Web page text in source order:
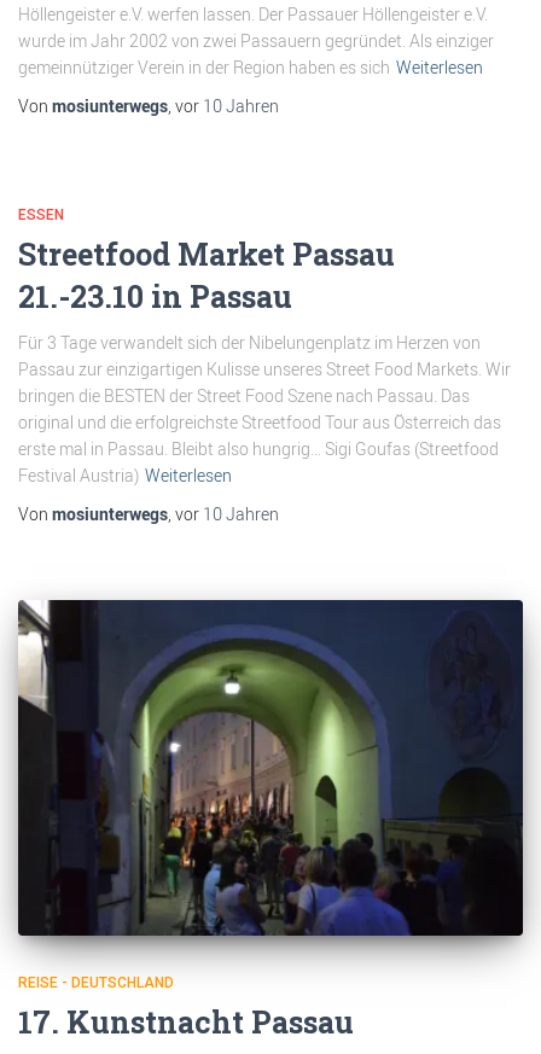
Höllengeister e.V. werfen lassen. Der Passauer Höllengeister e.V.
wurde im Jahr 2002 von zwei Passauern gegründet. Als einziger
gemeinnütziger Verein in der Region haben es sich Weiterlesen
Von mosiunterwegs , vor 10 Jahren
ESSEN
Streetfood Market Passau
21.-23.10 in Passau
Für 3 Tage verwandelt sich der Nibelungenplatz im Herzen von
Passau zur einzigartigen Kulisse unseres Street Food Markets. Wir
bringen die BESTEN der Street Food Szene nach Passau. Das
original und die erfolgreichste Streetfood Tour aus Österreich das
erste mal in Passau. Bleibt also hungrig… Sigi Goufas (Streetfood
Festival Austria) Weiterlesen
Von mosiunterwegs , vor 10 Jahren
REISE - DEUTSCHLAND
17. Kunstnacht Passau